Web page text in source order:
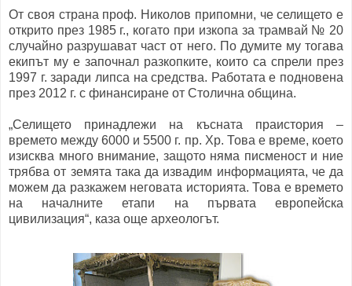
От своя страна проф. Николов припомни, че селището е
открито през 1985 г., когато при изкопа за трамвай № 20
случайно разрушават част от него. По думите му тогава
екипът му е започнал разкопките, които са спрели през
1997 г. заради липса на средства. Работата е подновена
през 2012 г. с финансиране от Столична община.
„Селището принадлежи на късната праистория –
времето между 6000 и 5500 г. пр. Хр. Това е време, което
изисква много внимание, защото няма писменост и ние
трябва от земята така да извадим информацията, че да
можем да разкажем неговата историята. Това е времето
на началните етапи на първата европейска
цивилизация“, каза още археологът.